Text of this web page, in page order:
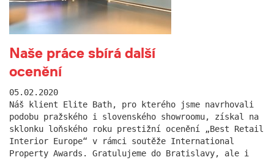
Naše práce sbírá další
ocenění
05.02.2020
Náš klient Elite Bath, pro kterého jsme navrhovali
podobu pražského i slovenského showroomu, získal na
sklonku loňského roku prestižní ocenění „Best Retail
Interior Europe“ v rámci soutěže International
Property Awards. Gratulujeme do Bratislavy, ale i